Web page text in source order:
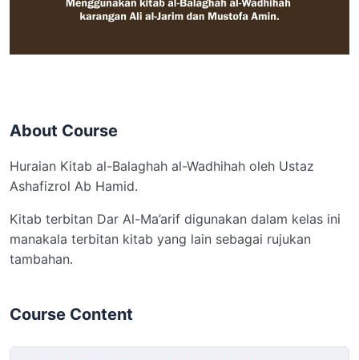
About Course
Huraian Kitab al-Balaghah al-Wadhihah oleh Ustaz
Ashafizrol Ab Hamid.
Kitab terbitan Dar Al-Ma’arif digunakan dalam kelas ini
manakala terbitan kitab yang lain sebagai rujukan
tambahan.
Course Content